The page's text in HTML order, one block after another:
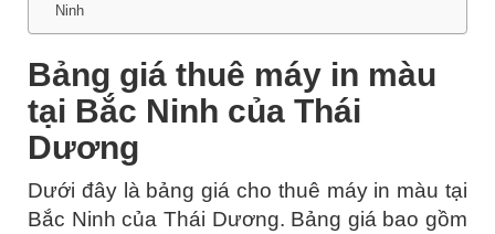
Ninh
Bảng giá thuê máy in màu
tại Bắc Ninh của Thái
Dương
Dưới đây là bảng giá cho thuê máy in màu tại
Bắc Ninh của Thái Dương. Bảng giá bao gồm